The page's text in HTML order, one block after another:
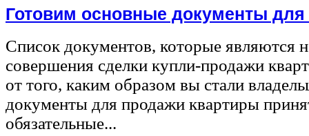
Готовим основные документы
Список документов, которые являются
совершения сделки купли-продажи
от того, каким образом вы стали
документы для продажи квартиры
обязательные...